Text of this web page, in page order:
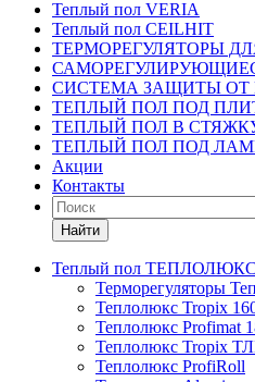
Теплый пол VERIA
Теплый пол CEILHIT
ТЕРМОРЕГУЛЯТОРЫ
СИСТЕМА ЗАЩИТЫ ОТ
ТЕПЛЫЙ ПОЛ ПОД
ТЕПЛЫЙ ПОЛ В
ТЕПЛЫЙ ПОЛ ПОД
Акции
Контакты
Найти
Теплый пол ТЕПЛОЛЮКС
Терморегуляторы
Теплолюкс Tropix
Теплолюкс Profimat
Теплолюкс Tropix
Теплолюкс ProfiRoll